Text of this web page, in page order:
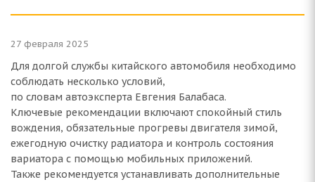
27 февраля 2025
Для долгой службы китайского автомобиля необходимо
соблюдать несколько условий,
по словам автоэксперта Евгения Балабаса.
Ключевые рекомендации включают спокойный стиль
вождения, обязательные прогревы двигателя зимой,
ежегодную очистку радиатора и контроль состояния
вариатора с помощью мобильных приложений.
Также рекомендуется устанавливать дополнительные